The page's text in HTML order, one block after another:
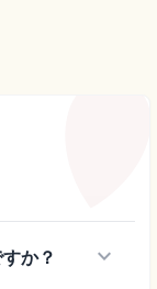
か？ keyboard_arrow_down